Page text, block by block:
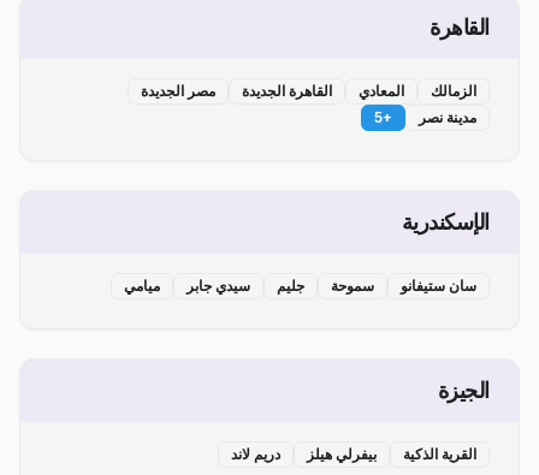
القاهرة
الزمالك المعادي القاهرة الجديدة
مصر الجديدة
مدينة نصر
+
5
الإسكندرية
سان ستيفانو سموحة جليم سيدي جابر ميامي
الجيزة
القرية الذكية بيفرلي هيلز دريم لاند